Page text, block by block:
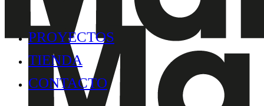
PROYECTOS
TIENDA
CONTACTO